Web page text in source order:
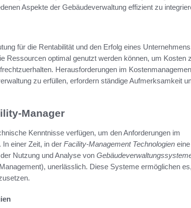
Aspekte der Gebäudeverwaltung effizient zu
für die Rentabilität und den Erfolg eines
Ressourcen optimal genutzt werden können, um Kosten
Herausforderungen im
zu erfüllen, erfordern ständige Aufmerksamkeit
Manager
Kenntnisse verfügen, um den Anforderungen im
einer Zeit, in der Facility-Management Technologien eine
Nutzung und Analyse von
unerlässlich. Diese Systeme ermöglichen